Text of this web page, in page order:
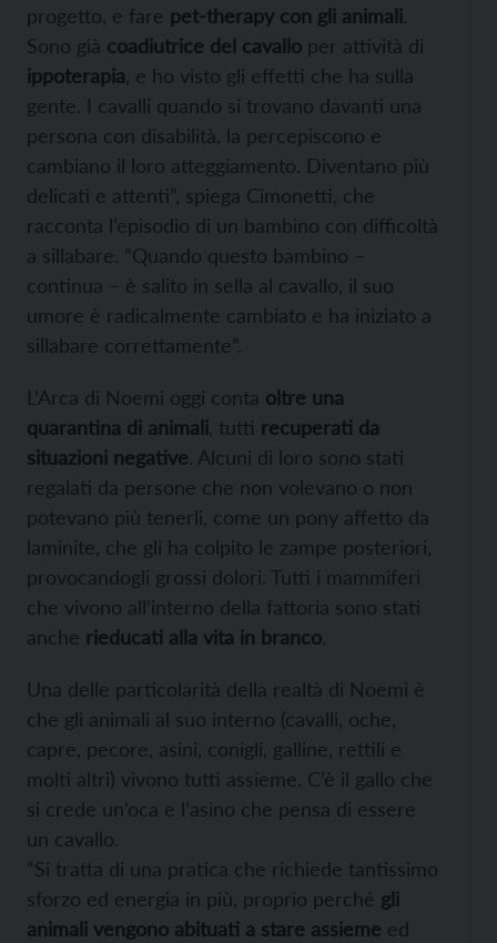
progetto, e fare pet-therapy con gli animali.
Sono già coadiutrice del cavallo per attività di
ippoterapia , e ho visto gli effetti che ha sulla
gente. I cavalli quando si trovano davanti una
persona con disabilità, la percepiscono e
cambiano il loro atteggiamento. Diventano più
delicati e attenti”, spiega Cimonetti, che
racconta l’episodio di un bambino con difficoltà
a sillabare. “Quando questo bambino –
continua – è salito in sella al cavallo, il suo
umore è radicalmente cambiato e ha iniziato a
sillabare correttamente”.
L’Arca di Noemi oggi conta oltre una
quarantina di animali , tutti recuperati da
situazioni negative. Alcuni di loro sono stati
regalati da persone che non volevano o non
potevano più tenerli, come un pony affetto da
laminite, che gli ha colpito le zampe posteriori,
provocandogli grossi dolori. Tutti i mammiferi
che vivono all’interno della fattoria sono stati
anche rieducati alla vita in branco.
Una delle particolarità della realtà di Noemi è
che gli animali al suo interno (cavalli, oche,
capre, pecore, asini, conigli, galline, rettili e
molti altri) vivono tutti assieme. C’è il gallo che
si crede un’oca e l’asino che pensa di essere
un cavallo.
“Si tratta di una pratica che richiede tantissimo
sforzo ed energia in più, proprio perché gli
animali vengono abituati a stare assieme ed